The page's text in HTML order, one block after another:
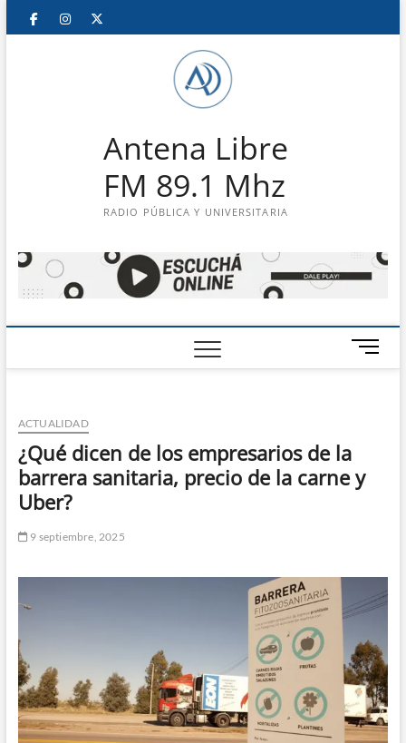
Saltar
FacebookInstagram
Antena Libre
FM 89.1 Mhz
RADIO PÚBLICA Y UNIVERSITARIA
B
o
m
ACTUALIDAD
¿Qué dicen de los empresarios de la
barrera sanitaria, precio de la carne y
Uber?
9 septiembre, 2025